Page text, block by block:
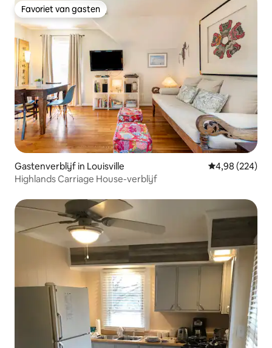
Favoriet van gasten
Favoriet van gasten
Gastenverblijf in Louisville Gemiddelde
4,98 (224)
Highlands Carriage House-verblijf